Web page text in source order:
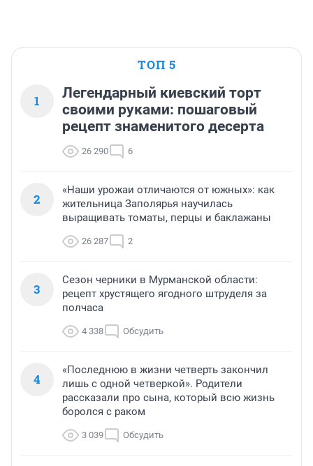
ТОП 5
1
Легендарный киевский торт
своими руками: пошаговый
рецепт знаменитого десерта
26 290 6
2
«Наши урожаи отличаются от южных»: как
жительница Заполярья научилась
выращивать томаты, перцы и баклажаны
26 287 2
3
Сезон черники в Мурманской области:
рецепт хрустящего ягодного штруделя за
полчаса
4 338 Обсудить
4
«Последнюю в жизни четверть закончил
лишь с одной четверкой». Родители
рассказали про сына, который всю жизнь
боролся с раком
3 039 Обсудить